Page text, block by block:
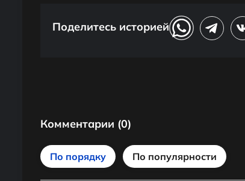
Поделитесь историей
Комментарии (0)
По порядку По популярности